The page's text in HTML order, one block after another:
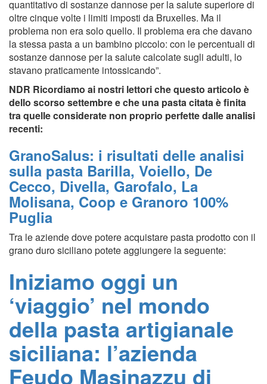
quantitativo di sostanze dannose per la salute superiore di
oltre cinque volte i limiti imposti da Bruxelles. Ma il
problema non era solo quello. Il problema era che davano
la stessa pasta a un bambino piccolo: con le percentuali di
sostanze dannose per la salute calcolate sugli adulti, lo
stavano praticamente intossicando”.
NDR Ricordiamo ai nostri lettori che questo articolo è
dello scorso settembre e che una pasta citata è finita
tra quelle considerate non proprio perfette dalle analisi
recenti:
GranoSalus: i risultati delle analisi
sulla pasta Barilla, Voiello, De
Cecco, Divella, Garofalo, La
Molisana, Coop e Granoro 100%
Puglia
Tra le aziende dove potere acquistare pasta prodotto con il
grano duro siciliano potete aggiungere la seguente:
Iniziamo oggi un
‘viaggio’ nel mondo
della pasta artigianale
siciliana: l’azienda
Feudo Masinazzu di